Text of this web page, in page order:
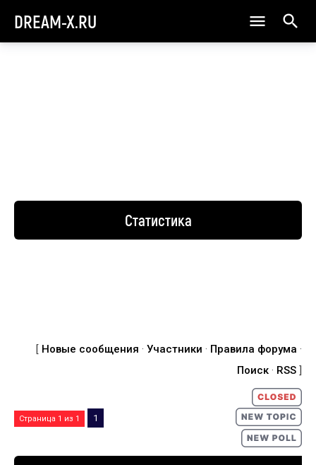
DREAM-X.RU
Статистика
[ Новые сообщения · Участники · Правила форума ·
Поиск · RSS ]
Страница 1 из 1 1